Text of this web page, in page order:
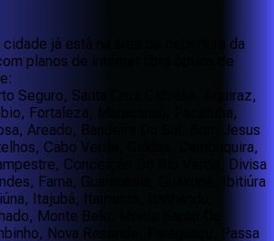
cidade já está na área de cobertura da
planos de internet fibra óptica de
Seguro, Santa Cruz Cabrália, Aquiraz,
Fortaleza, Maracanaú, Pacatuba,
Areado, Bandeira Do Sul, Bom Jesus
Cabo Verde, Caldas, Cambuquira,
Conceição Do Rio Verde, Divisa
Fama, Guaranésia, Guaxupé, Ibitiúra
Itajubá, Itamonte, Itanhandu,
Monte Belo, Monte Santo De
Nova Resende, Paraguaçu, Passa